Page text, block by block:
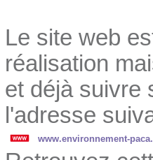
Le site web
réalisation
et déjà suivre
l'adresse
www.environnement-